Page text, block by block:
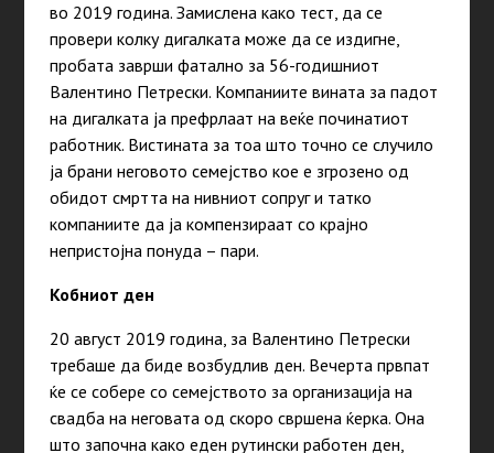
во 2019 година. Замислена како тест, да се
провери колку дигалката може да се издигне,
пробата заврши фатално за 56-годишниот
Валентино Петрески. Компаниите вината за падот
на дигалката ја префрлаат на веќе починатиот
работник. Вистината за тоа што точно се случило
ја брани неговото семејство кое е згрозено од
обидот смртта на нивниот сопруг и татко
компаниите да ја компензираат со крајно
непристојна понуда – пари.
Кобниот ден
20 август 2019 година, за Валентино Петрески
требаше да биде возбудлив ден. Вечерта првпат
ќе се собере со семејството за организација на
свадба на неговата од скоро свршена ќерка. Она
што започна како еден рутински работен ден,